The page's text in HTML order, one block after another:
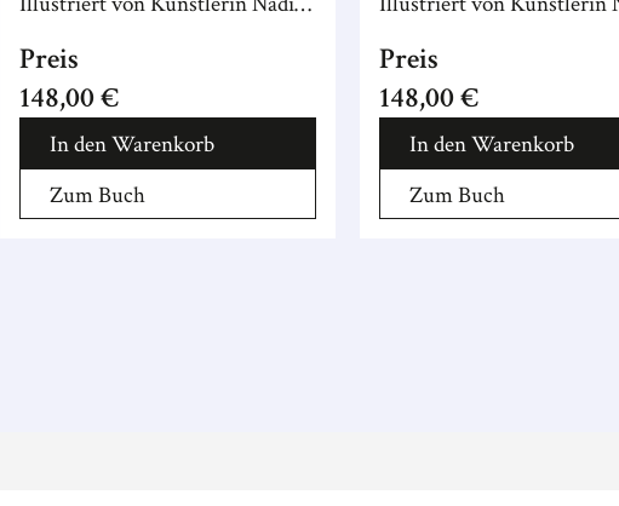
Preis
148,00 €
In den Warenkorb
Zum Buch
Preis
148,00 €
In den Warenkorb
Zum Buch